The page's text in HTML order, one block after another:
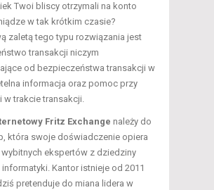
Twoi bliscy otrzymali na konto
w tak krótkim czasie?
zaletą tego typu rozwiązania jest
transakcji niczym
od bezpieczeństwa transakcji w
informacja oraz pomoc przy
w trakcie transakcji.
Fritz Exchange należy do
która swoje doświadczenie opiera
ekspertów z dziedziny
Kantor istnieje od 2011
pretenduje do miana lidera w